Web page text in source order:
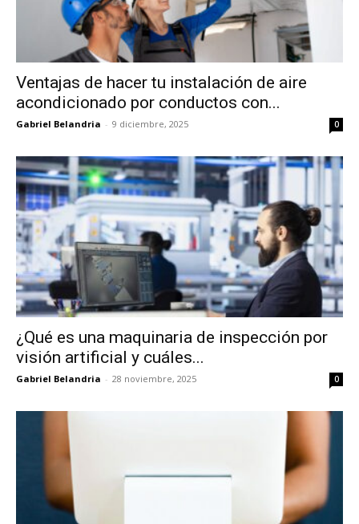
Ventajas de hacer tu instalación de aire
acondicionado por conductos con...
Gabriel Belandria - 9 diciembre, 2025 0
¿Qué es una maquinaria de inspección por
visión artificial y cuáles...
Gabriel Belandria - 28 noviembre, 2025 0